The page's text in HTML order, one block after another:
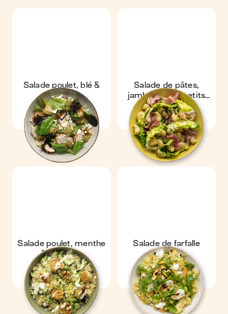
Salade poulet, blé &
pesto
Salade de pâtes,
jambon cru & petits
pois
Salade poulet, menthe
& semoule
Salade de farfalle